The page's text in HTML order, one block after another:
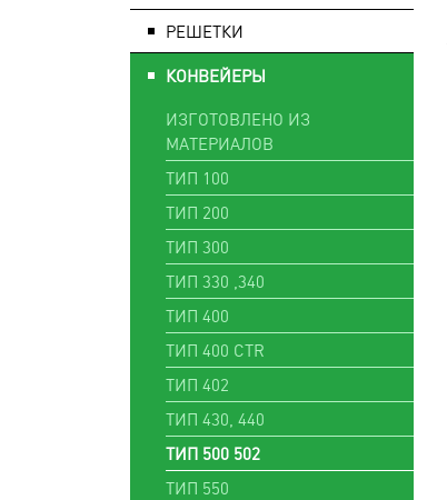
РЕШЕТКИ
КОНВЕЙЕРЫ
ИЗГОТОВЛЕНО ИЗ
МАТЕРИАЛОВ
ТИП 100
ТИП 200
ТИП 300
ТИП 330 ,340
ТИП 400
ТИП 400 CTR
ТИП 402
ТИП 430, 440
ТИП 500 502
ТИП 550